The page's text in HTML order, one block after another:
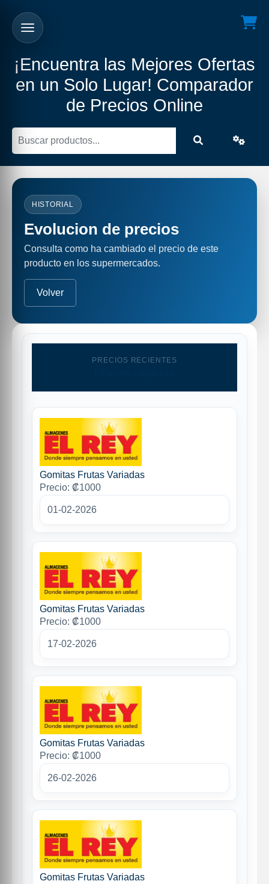
¡Encuentra las Mejores Ofertas
en un Solo Lugar! Comparador
de Precios Online
HISTORIAL
Evolucion de precios
Consulta como ha cambiado el precio de este
producto en los supermercados.
Volver
PRECIOS RECIENTES
Gomitas Frutas Variadas
Precio: ₡1000
01-02-2026
Gomitas Frutas Variadas
Precio: ₡1000
17-02-2026
Gomitas Frutas Variadas
Precio: ₡1000
26-02-2026
Gomitas Frutas Variadas